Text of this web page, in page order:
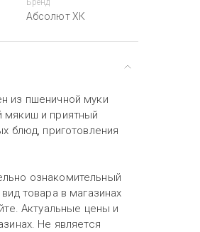
Бренд
Абсолют ХК
из пшеничной муки
и приятный
блюд, приготовления
ознакомительный
товара в магазинах
Актуальные цены и
Не является